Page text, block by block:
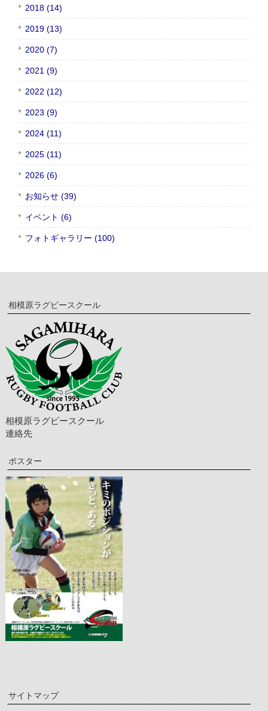
2018 (14)
2019 (13)
2020 (7)
2021 (9)
2022 (12)
2023 (9)
2024 (11)
2025 (11)
2026 (6)
お知らせ (39)
イベント (6)
フォトギャラリー (100)
相模原ラグビースクール
相模原ラグビースクール
連絡先
ポスター
サイトマップ